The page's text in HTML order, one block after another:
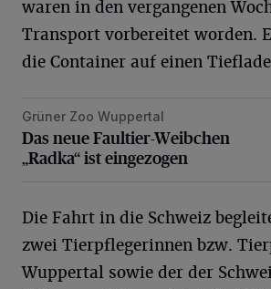
waren in den vergangenen
Transport vorbereitet worden.
die Container auf einen
Das neue Faultier-Weibchen
Grüner Zoo Wuppertal
Das neue Faultier-Weibchen
„Radka“ ist eingezogen
Die Fahrt in die Schweiz
zwei Tierpflegerinnen bzw.
Wuppertal sowie der der